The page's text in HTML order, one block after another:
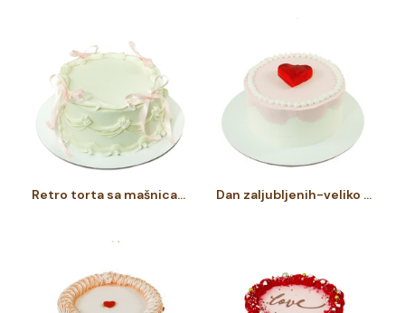
Retro torta sa mašnicama Dan zaljubljenih-veliko crveno srce